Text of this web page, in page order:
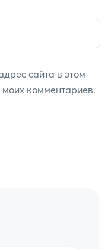
сайта в этом
комментариев.